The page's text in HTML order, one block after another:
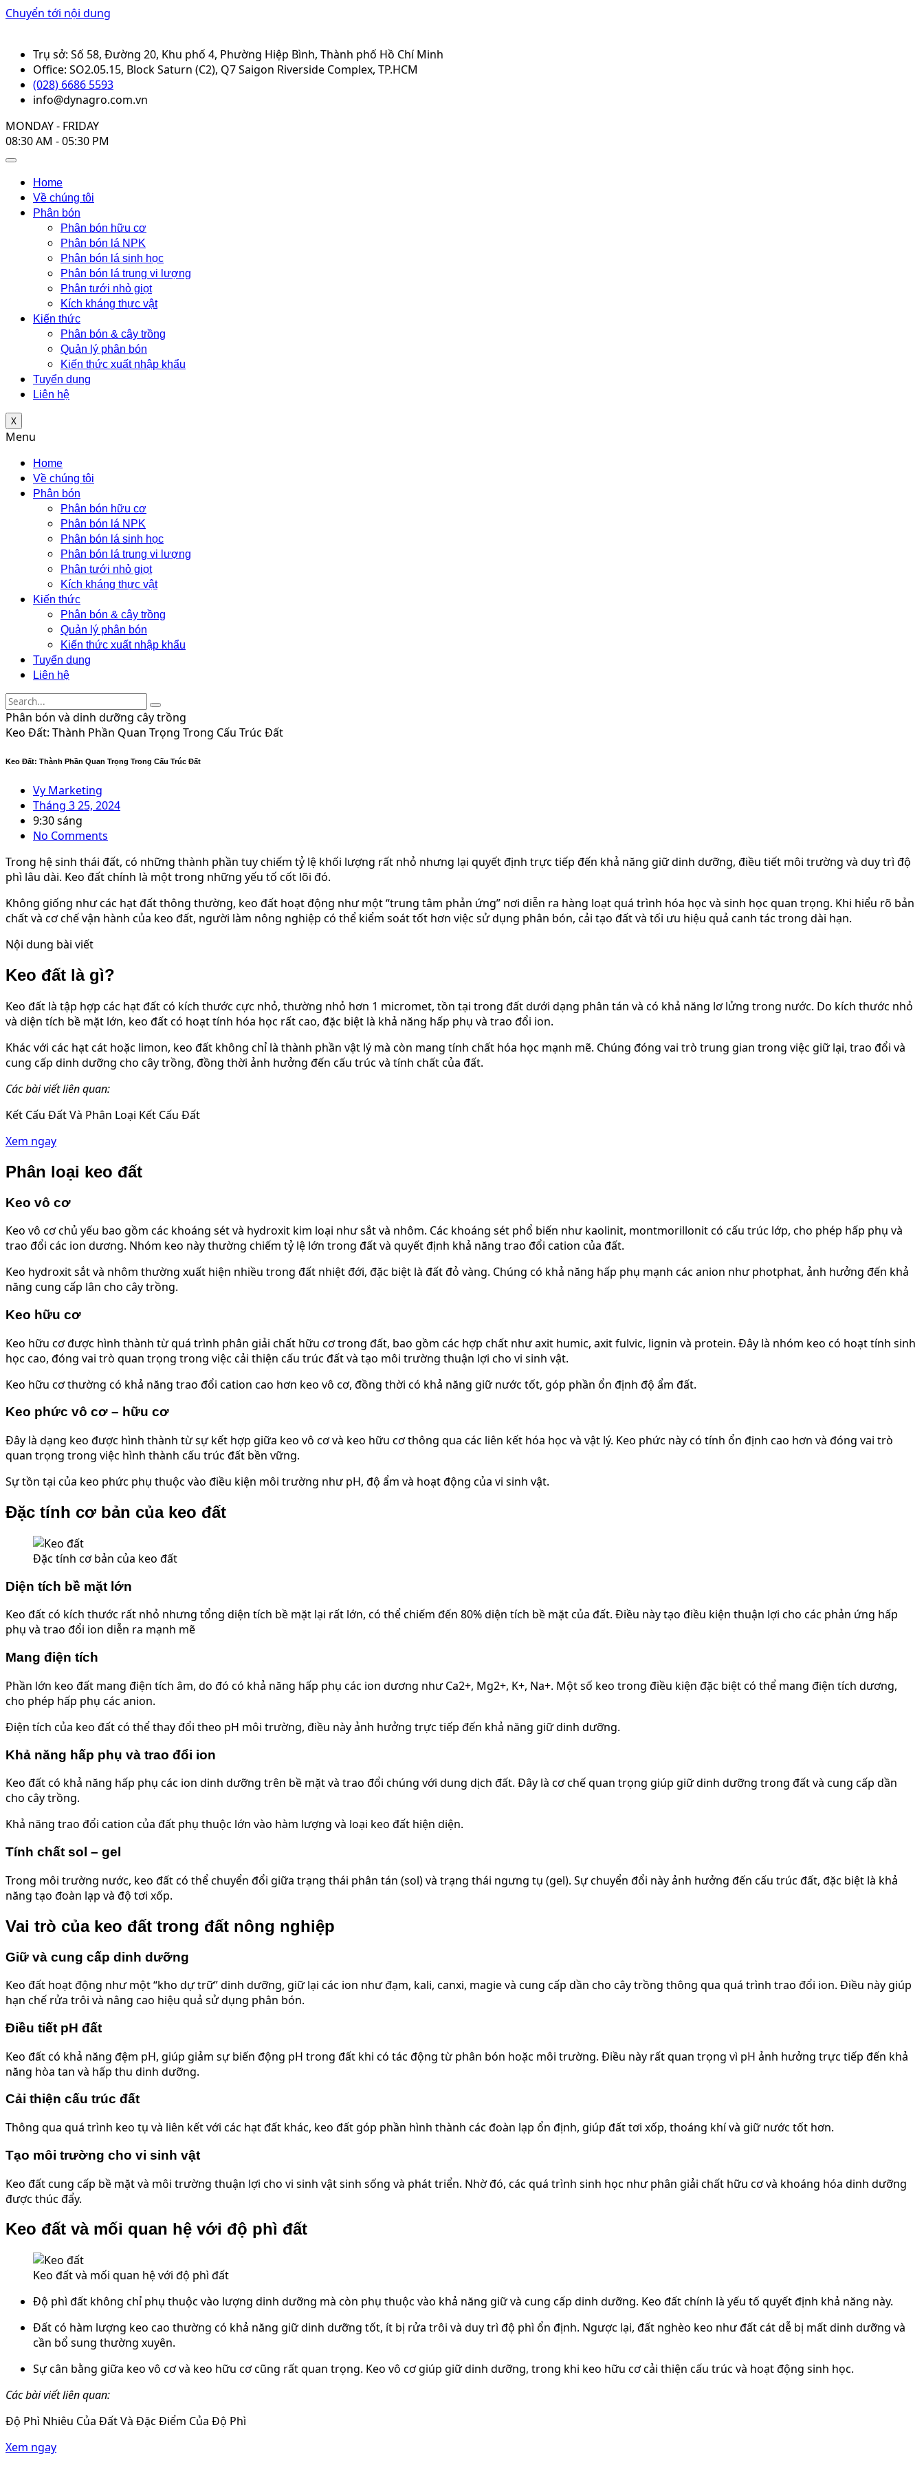
Chuyển tới nội dung
Trụ sở: Số 58, Đường 20, Khu phố 4, Phường Hiệp Bình, Thành phố Hồ Chí Minh
Office: SO2.05.15, Block Saturn (C2), Q7 Saigon Riverside Complex, TP.HCM
(028) 6686 5593
info@dynagro.com.vn
MONDAY - FRIDAY
08:30 AM - 05:30 PM
Home
Về chúng tôi
Phân bón
Phân bón hữu cơ
Phân bón lá NPK
Phân bón lá sinh học
Phân bón lá trung vi lượng
Phân tưới nhỏ giọt
Kích kháng thực vật
Kiến thức
Phân bón & cây trồng
Quản lý phân bón
Kiến thức xuất nhập khẩu
Tuyển dụng
Liên hệ
X
Menu
Home
Về chúng tôi
Phân bón
Phân bón hữu cơ
Phân bón lá NPK
Phân bón lá sinh học
Phân bón lá trung vi lượng
Phân tưới nhỏ giọt
Kích kháng thực vật
Kiến thức
Phân bón & cây trồng
Quản lý phân bón
Kiến thức xuất nhập khẩu
Tuyển dụng
Liên hệ
Phân bón và dinh dưỡng cây trồng
Keo Đất: Thành Phần Quan Trọng Trong Cấu Trúc Đất
Keo Đất: Thành Phần Quan Trọng Trong Cấu Trúc Đất
Vy Marketing
Tháng 3 25, 2024
9:30 sáng
No Comments
Trong hệ sinh thái đất, có những thành phần tuy chiếm tỷ lệ khối lượng rất nhỏ nhưng lại quyết định trực tiếp đến khả năng giữ dinh dưỡng, điều tiết môi trường và duy trì độ
phì lâu dài. Keo đất chính là một trong những yếu tố cốt lõi đó.
Không giống như các hạt đất thông thường, keo đất hoạt động như một “trung tâm phản ứng” nơi diễn ra hàng loạt quá trình hóa học và sinh học quan trọng. Khi hiểu rõ bản
chất và cơ chế vận hành của keo đất, người làm nông nghiệp có thể kiểm soát tốt hơn việc sử dụng phân bón, cải tạo đất và tối ưu hiệu quả canh tác trong dài hạn.
Nội dung bài viết
Keo đất là gì?
Keo đất là tập hợp các hạt đất có kích thước cực nhỏ, thường nhỏ hơn 1 micromet, tồn tại trong đất dưới dạng phân tán và có khả năng lơ lửng trong nước. Do kích thước nhỏ
và diện tích bề mặt lớn, keo đất có hoạt tính hóa học rất cao, đặc biệt là khả năng hấp phụ và trao đổi ion.
Khác với các hạt cát hoặc limon, keo đất không chỉ là thành phần vật lý mà còn mang tính chất hóa học mạnh mẽ. Chúng đóng vai trò trung gian trong việc giữ lại, trao đổi và
cung cấp dinh dưỡng cho cây trồng, đồng thời ảnh hưởng đến cấu trúc và tính chất của đất.
Các bài viết liên quan:
Kết Cấu Đất Và Phân Loại Kết Cấu Đất
Xem ngay
Phân loại keo đất
Keo vô cơ
Keo vô cơ chủ yếu bao gồm các khoáng sét và hydroxit kim loại như sắt và nhôm. Các khoáng sét phổ biến như kaolinit, montmorillonit có cấu trúc lớp, cho phép hấp phụ và
trao đổi các ion dương. Nhóm keo này thường chiếm tỷ lệ lớn trong đất và quyết định khả năng trao đổi cation của đất.
Keo hydroxit sắt và nhôm thường xuất hiện nhiều trong đất nhiệt đới, đặc biệt là đất đỏ vàng. Chúng có khả năng hấp phụ mạnh các anion như photphat, ảnh hưởng đến khả
năng cung cấp lân cho cây trồng.
Keo hữu cơ
Keo hữu cơ được hình thành từ quá trình phân giải chất hữu cơ trong đất, bao gồm các hợp chất như axit humic, axit fulvic, lignin và protein. Đây là nhóm keo có hoạt tính sinh
học cao, đóng vai trò quan trọng trong việc cải thiện cấu trúc đất và tạo môi trường thuận lợi cho vi sinh vật.
Keo hữu cơ thường có khả năng trao đổi cation cao hơn keo vô cơ, đồng thời có khả năng giữ nước tốt, góp phần ổn định độ ẩm đất.
Keo phức vô cơ – hữu cơ
Đây là dạng keo được hình thành từ sự kết hợp giữa keo vô cơ và keo hữu cơ thông qua các liên kết hóa học và vật lý. Keo phức này có tính ổn định cao hơn và đóng vai trò
quan trọng trong việc hình thành cấu trúc đất bền vững.
Sự tồn tại của keo phức phụ thuộc vào điều kiện môi trường như pH, độ ẩm và hoạt động của vi sinh vật.
Đặc tính cơ bản của keo đất
Đặc tính cơ bản của keo đất
Diện tích bề mặt lớn
Keo đất có kích thước rất nhỏ nhưng tổng diện tích bề mặt lại rất lớn, có thể chiếm đến 80% diện tích bề mặt của đất. Điều này tạo điều kiện thuận lợi cho các phản ứng hấp
phụ và trao đổi ion diễn ra mạnh mẽ
Mang điện tích
Phần lớn keo đất mang điện tích âm, do đó có khả năng hấp phụ các ion dương như Ca2+, Mg2+, K+, Na+. Một số keo trong điều kiện đặc biệt có thể mang điện tích dương,
cho phép hấp phụ các anion.
Điện tích của keo đất có thể thay đổi theo pH môi trường, điều này ảnh hưởng trực tiếp đến khả năng giữ dinh dưỡng.
Khả năng hấp phụ và trao đổi ion
Keo đất có khả năng hấp phụ các ion dinh dưỡng trên bề mặt và trao đổi chúng với dung dịch đất. Đây là cơ chế quan trọng giúp giữ dinh dưỡng trong đất và cung cấp dần
cho cây trồng.
Khả năng trao đổi cation của đất phụ thuộc lớn vào hàm lượng và loại keo đất hiện diện.
Tính chất sol – gel
Trong môi trường nước, keo đất có thể chuyển đổi giữa trạng thái phân tán (sol) và trạng thái ngưng tụ (gel). Sự chuyển đổi này ảnh hưởng đến cấu trúc đất, đặc biệt là khả
năng tạo đoàn lạp và độ tơi xốp.
Vai trò của keo đất trong đất nông nghiệp
Giữ và cung cấp dinh dưỡng
Keo đất hoạt động như một “kho dự trữ” dinh dưỡng, giữ lại các ion như đạm, kali, canxi, magie và cung cấp dần cho cây trồng thông qua quá trình trao đổi ion. Điều này giúp
hạn chế rửa trôi và nâng cao hiệu quả sử dụng phân bón.
Điều tiết pH đất
Keo đất có khả năng đệm pH, giúp giảm sự biến động pH trong đất khi có tác động từ phân bón hoặc môi trường. Điều này rất quan trọng vì pH ảnh hưởng trực tiếp đến khả
năng hòa tan và hấp thu dinh dưỡng.
Cải thiện cấu trúc đất
Thông qua quá trình keo tụ và liên kết với các hạt đất khác, keo đất góp phần hình thành các đoàn lạp ổn định, giúp đất tơi xốp, thoáng khí và giữ nước tốt hơn.
Tạo môi trường cho vi sinh vật
Keo đất cung cấp bề mặt và môi trường thuận lợi cho vi sinh vật sinh sống và phát triển. Nhờ đó, các quá trình sinh học như phân giải chất hữu cơ và khoáng hóa dinh dưỡng
được thúc đẩy.
Keo đất và mối quan hệ với độ phì đất
Keo đất và mối quan hệ với độ phì đất
Độ phì đất không chỉ phụ thuộc vào lượng dinh dưỡng mà còn phụ thuộc vào khả năng giữ và cung cấp dinh dưỡng. Keo đất chính là yếu tố quyết định khả năng này.
Đất có hàm lượng keo cao thường có khả năng giữ dinh dưỡng tốt, ít bị rửa trôi và duy trì độ phì ổn định. Ngược lại, đất nghèo keo như đất cát dễ bị mất dinh dưỡng và
cần bổ sung thường xuyên.
Sự cân bằng giữa keo vô cơ và keo hữu cơ cũng rất quan trọng. Keo vô cơ giúp giữ dinh dưỡng, trong khi keo hữu cơ cải thiện cấu trúc và hoạt động sinh học.
Các bài viết liên quan:
Độ Phì Nhiêu Của Đất Và Đặc Điểm Của Độ Phì
Xem ngay